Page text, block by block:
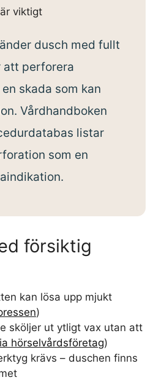
viktigt
dusch med fullt
att perforera
skada som kan
Vårdhandboken
listar
som en
försiktig
kan lösa upp mjukt
)
sköljer ut ytligt vax utan att
hörselvårdsföretag)
krävs – duschen finns